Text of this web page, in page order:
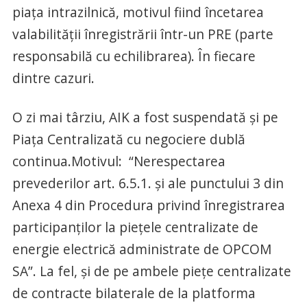
piața intrazilnică, motivul fiind încetarea
valabilității înregistrării într-un PRE (parte
responsabilă cu echilibrarea). În fiecare
dintre cazuri.
O zi mai târziu, AIK a fost suspendată și pe
Piața Centralizată cu negociere dublă
continua.Motivul: “Nerespectarea
prevederilor art. 6.5.1. și ale punctului 3 din
Anexa 4 din Procedura privind înregistrarea
participanţilor la pieţele centralizate de
energie electrică administrate de OPCOM
SA”. La fel, și de pe ambele piețe centralizate
de contracte bilaterale de la platforma